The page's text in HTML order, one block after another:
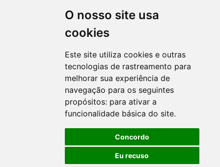
O nosso site usa
cookies
Este site utiliza cookies e outras
tecnologias de rastreamento para
melhorar sua experiência de
navegação para os seguintes
propósitos: para ativar a
funcionalidade básica do site.
Concordo
Eu recuso
Revista Extensão em Foco
ISSN 2358-7180 (on-line)